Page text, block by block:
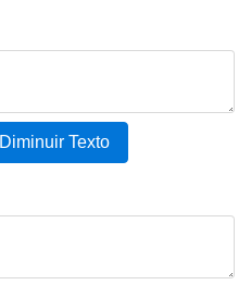
Diminuir Texto